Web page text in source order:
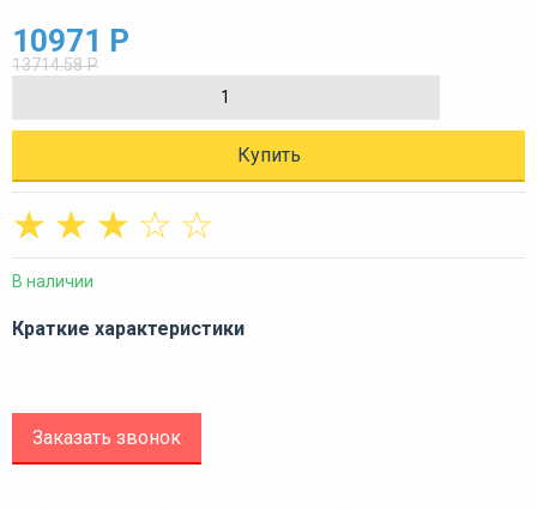
10971 Р
13714.58 Р
Купить
☆
☆
☆
☆
☆
В наличии
Краткие характеристики
Заказать звонок